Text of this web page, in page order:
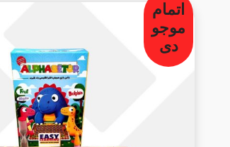
اتمام
موجو
دی